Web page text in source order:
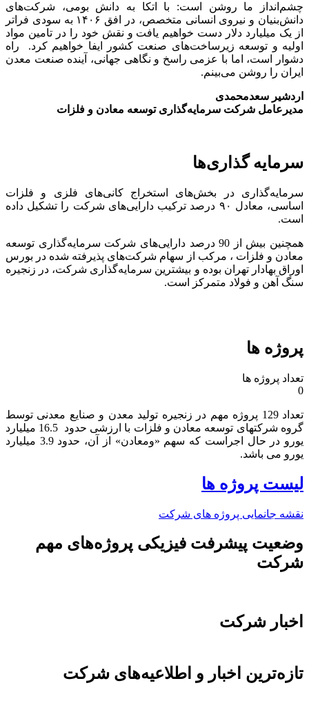
چشم‌انداز ما روشن است: با اتکا به دانش بومی، شرکت‌های
دانش‌بنیان و نیروی انسانی متخصص، در افق ۱۴۰۶ به سودی فراتر
از یک میلیارد دلار دست خواهیم یافت و نقش خود را در تامین مواد
اولیه و توسعه زیرساخت‌های صنعت کشور ایفا خواهیم کرد. راه
دشوار است، اما با عزمی راسخ و نگاهی جهانی، آینده صنعت معدن
ایران را روشن می‌بینم.
اردشیر سعدمحمدی
مدیرعامل شرکت سرمایه‌گذاری توسعه معادن و فلزات
سرمایه گذاری‌ها
سرمایه‌گذاری در بخش‌های استخراج کانی‌های فلزی و فلزات
اساسی، معادل ۹۰ درصد ترکیب دارایی‌های شرکت را تشکیل داده
است.
همچنین بیش از 90 درصد دارایی‌های شرکت سرمایه‌گذاری توسعه
معادن و فلزات ، مرکب از سهام شرکت‌های پذیرفته شده در بورس
اوراق بهادار تهران بوده و بیشترین سرمایه‌گذاری شرکت، در زنجیره
سنگ آهن و فولاد متمرکز است.
پروژه ها
تعداد پروژه ها
0
تعداد 129 پروژه مهم در زنجیره تولید معدن و صنایع معدنی توسط
گروه شرکتهای توسعه معادن و فلزات با ارزشی حدود 16.5 میلیارد
یورو در حال اجراست که سهم «ومعادن» از آن، حدود 3.9 میلیارد
یورو می باشد.​
لیست پروژه ها
نقشه جانمایی پروژه های شرکت
وضعیت پیشرفت فیزیکی پروژه‌های مهم
شرکت
اخبار شرکت
تازه‌ترین اخبار و اطلاعیه‌های شرکت